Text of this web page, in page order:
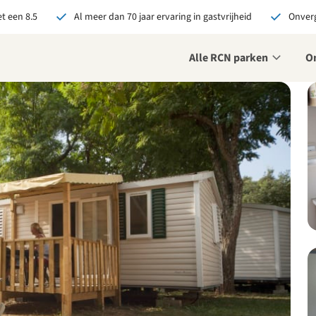
een 8.5 Al meer dan 70 jaar ervaring in gastvrijheid
Alle RCN parken
bij RCN boekt, krijg je:
De beste prijsgarantie
Exclusieve voordelen
Persoonlijk contact
alle voordelen